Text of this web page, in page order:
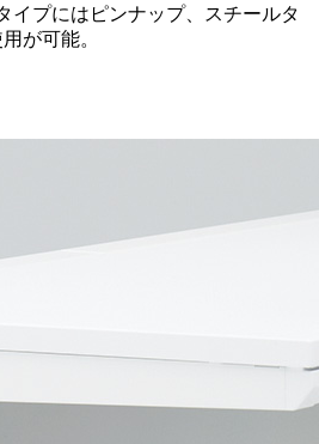
イプにはピンナップ、スチールタ
が可能。